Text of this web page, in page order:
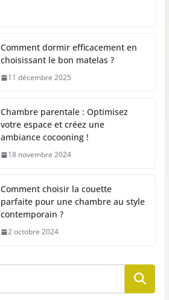
Comment dormir efficacement en
choisissant le bon matelas ?
11 décembre 2025
Chambre parentale : Optimisez
votre espace et créez une
ambiance cocooning !
18 novembre 2024
Comment choisir la couette
parfaite pour une chambre au style
contemporain ?
2 octobre 2024